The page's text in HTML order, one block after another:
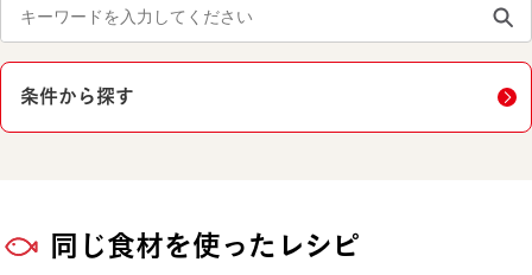
条件から探す
同じ食材を使ったレシピ